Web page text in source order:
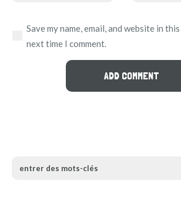
Save my name, email, and website in
next time I comment.